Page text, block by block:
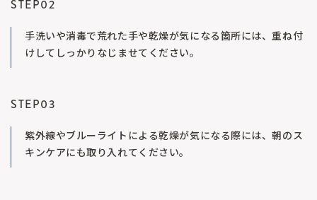
STEP02
手洗いや消毒で荒れた手や乾燥が気になる箇所には、重ね付
けしてしっかりなじませてください。
STEP03
紫外線やブルーライトによる乾燥が気になる際には、朝のス
キンケアにも取り入れてください。